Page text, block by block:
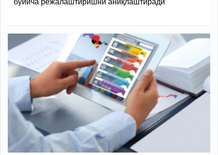
бўйича режалаштиришни аниқлаштиради